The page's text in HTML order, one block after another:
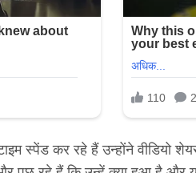
टाइम स्पेंड कर रहे हैं उन्होंने